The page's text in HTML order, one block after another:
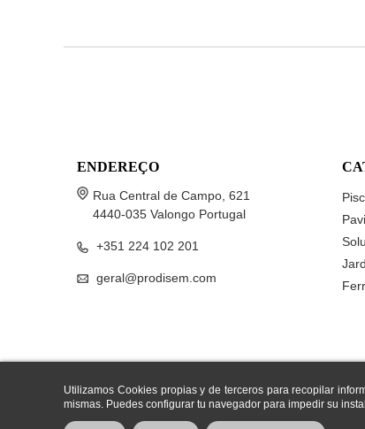
Utilizamos Cookies propias y de terceros para recopilar
mismas. Puedes configurar tu navegador para impedir su
ENDEREÇO
Rua Central de Campo, 621
4440-035 Valongo Portugal
+351 224 102 201
geral@prodisem.com